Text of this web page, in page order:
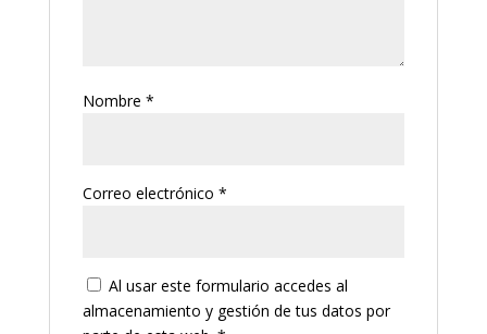
Nombre *
Correo electrónico *
Al usar este formulario accedes al
almacenamiento y gestión de tus datos por